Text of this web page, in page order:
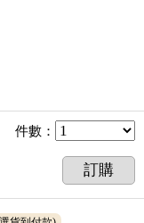
件數 ：
訂購